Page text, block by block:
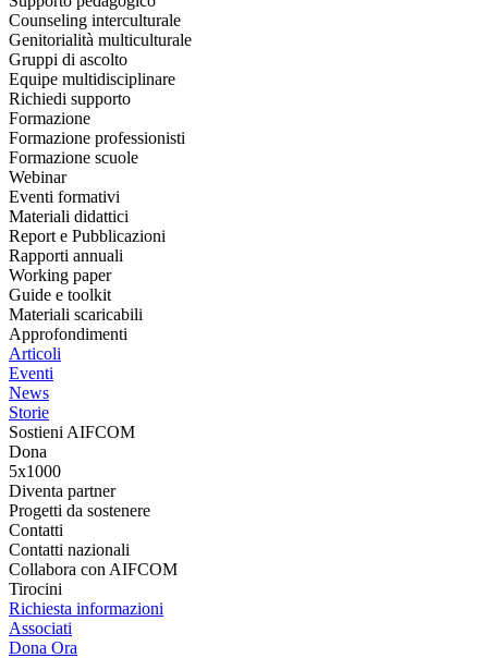
Counseling interculturale
Genitorialità multiculturale
Gruppi di ascolto
Equipe multidisciplinare
Richiedi supporto
Formazione
Formazione professionisti
Formazione scuole
Webinar
Eventi formativi
Materiali didattici
Report e Pubblicazioni
Rapporti annuali
Working paper
Guide e toolkit
Materiali scaricabili
Approfondimenti
Articoli
Eventi
News
Storie
Sostieni AIFCOM
Dona
5x1000
Diventa partner
Progetti da sostenere
Contatti
Contatti nazionali
Collabora con AIFCOM
Tirocini
Richiesta informazioni
Associati
Dona Ora